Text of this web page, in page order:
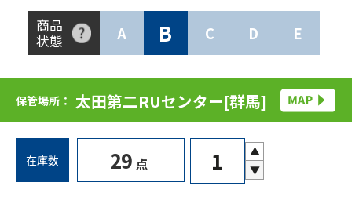
商品
状態
A B C D E
保管場所： 太田第二RUセンター[群馬]
在庫数 29 点
▲
▼